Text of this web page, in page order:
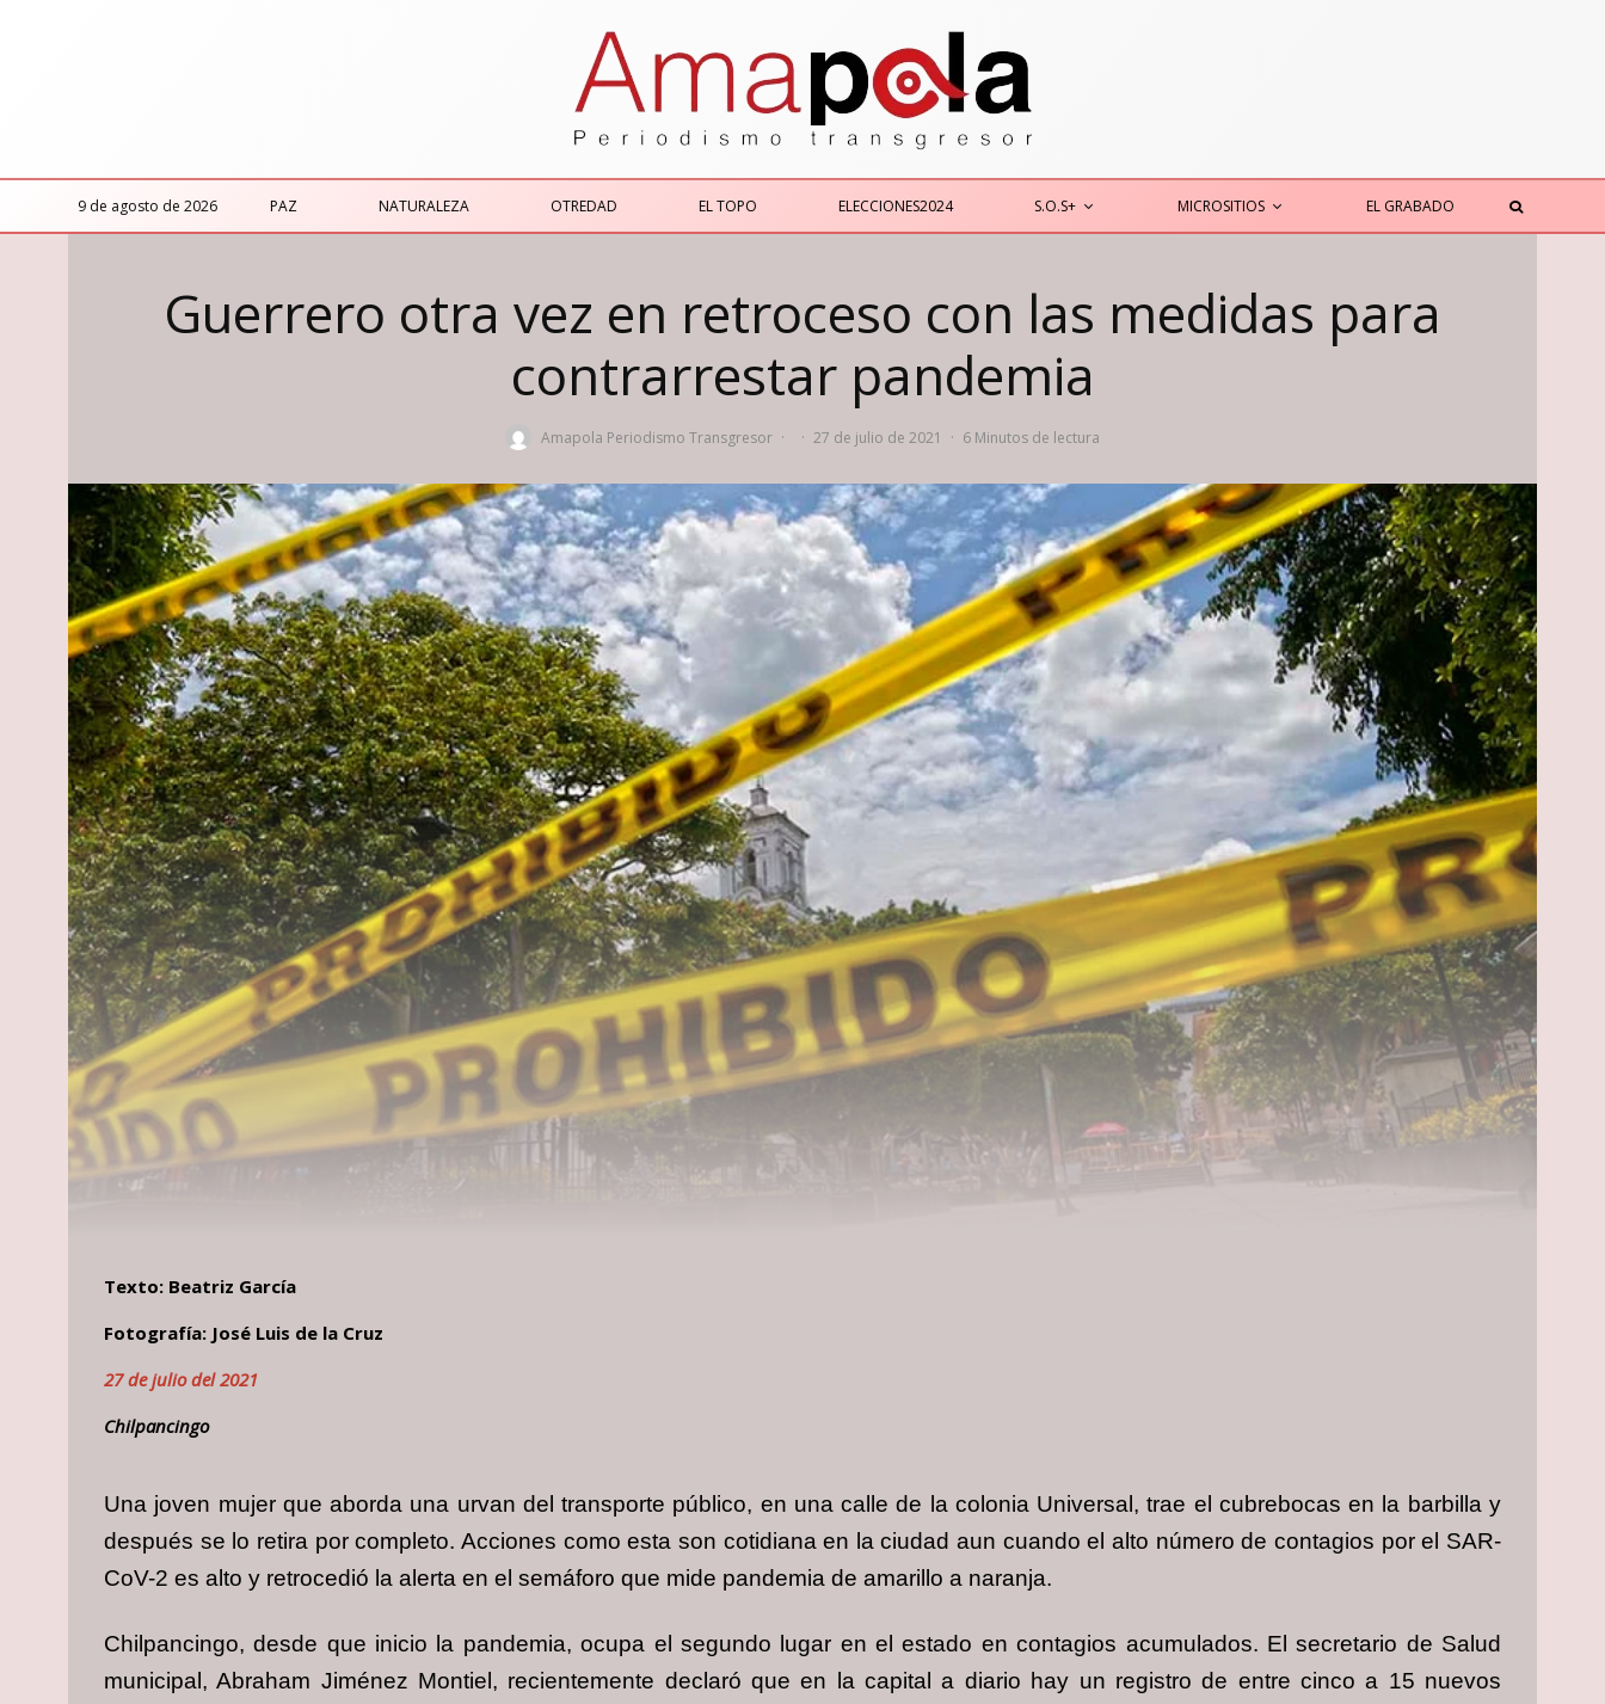
9 de agosto de 2026 PAZ NATURALEZA OTREDAD EL TOPO ELECCIONES2024 S.O.S+ MICROSITIOS EL GRABADO
Guerrero otra vez en retroceso con las medidas para
contrarrestar pandemia
Amapola Periodismo Transgresor · · 27 de julio de 2021 · 6 Minutos de lectura
Texto: Beatriz García
Fotografía: José Luis de la Cruz
27 de julio del 2021
Chilpancingo
Una joven mujer que aborda una urvan del transporte público, en una calle de la colonia Universal, trae el cubrebocas en la barbilla y
después se lo retira por completo. Acciones como esta son cotidiana en la ciudad aun cuando el alto número de contagios por el SAR-
CoV-2 es alto y retrocedió la alerta en el semáforo que mide pandemia de amarillo a naranja.
Chilpancingo, desde que inicio la pandemia, ocupa el segundo lugar en el estado en contagios acumulados. El secretario de Salud
municipal, Abraham Jiménez Montiel, recientemente declaró que en la capital a diario hay un registro de entre cinco a 15 nuevos